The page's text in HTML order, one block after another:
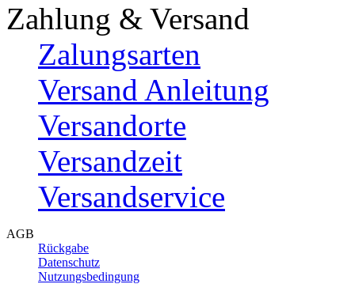
Zahlung & Versand
Zalungsarten
Versand Anleitung
Versandorte
Versandzeit
Versandservice
AGB
Rückgabe
Datenschutz
Nutzungsbedingung